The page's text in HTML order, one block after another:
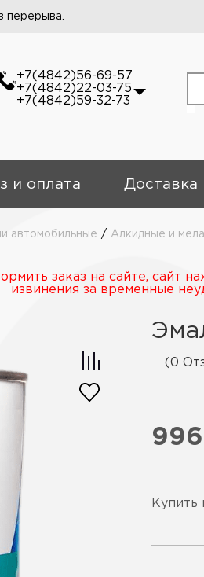
перерыва.
+7(4842)56-69-57
+7(4842)22-03-75
+7(4842)59-32-73
и оплата Доставка
автомобильные / Алкидные и
заказ на сайте, сайт
извинения за временные
(0
Купить